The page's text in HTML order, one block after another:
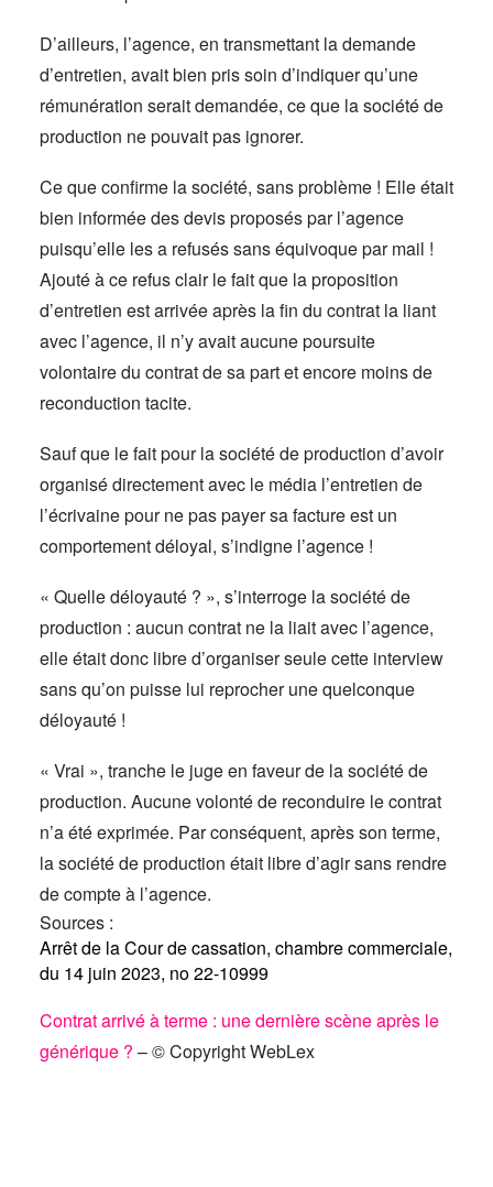
D’ailleurs, l’agence, en transmettant la demande
d’entretien, avait bien pris soin d’indiquer qu’une
rémunération serait demandée, ce que la société de
production ne pouvait pas ignorer.
Ce que confirme la société, sans problème ! Elle était
bien informée des devis proposés par l’agence
puisqu’elle les a refusés sans équivoque par mail !
Ajouté à ce refus clair le fait que la proposition
d’entretien est arrivée après la fin du contrat la liant
avec l’agence, il n’y avait aucune poursuite
volontaire du contrat de sa part et encore moins de
reconduction tacite.
Sauf que le fait pour la société de production d’avoir
organisé directement avec le média l’entretien de
l’écrivaine pour ne pas payer sa facture est un
comportement déloyal, s’indigne l’agence !
« Quelle déloyauté ? », s’interroge la société de
production : aucun contrat ne la liait avec l’agence,
elle était donc libre d’organiser seule cette interview
sans qu’on puisse lui reprocher une quelconque
déloyauté !
« Vrai », tranche le juge en faveur de la société de
production. Aucune volonté de reconduire le contrat
n’a été exprimée. Par conséquent, après son terme,
la société de production était libre d’agir sans rendre
de compte à l’agence.
Sources :
Arrêt de la Cour de cassation, chambre commerciale,
du 14 juin 2023, no 22-10999
Contrat arrivé à terme : une dernière scène après le
générique ? – © Copyright WebLex